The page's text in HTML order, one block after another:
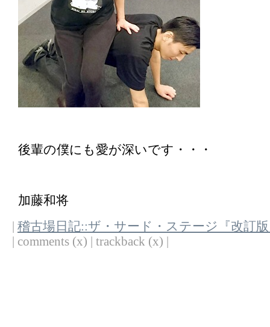
後輩の僕にも愛が深いです・・・
加藤和将
稽古場日記::ザ・サード・ステージ『改訂
| comments (x) | trackback (x) |